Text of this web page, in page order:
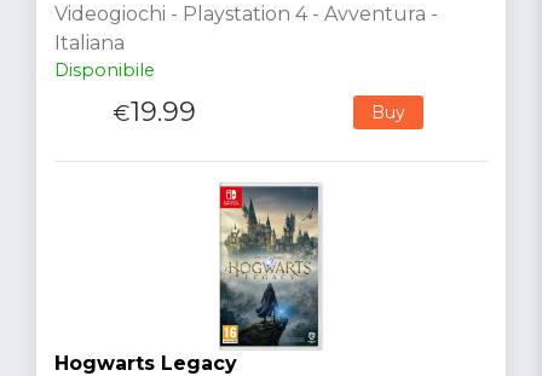
Videogiochi - Playstation 4 - Avventura -
Italiana
Disponibile
€19.99 Buy
Hogwarts Legacy